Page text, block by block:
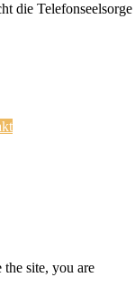
die Telefonseelsorge
site, you are